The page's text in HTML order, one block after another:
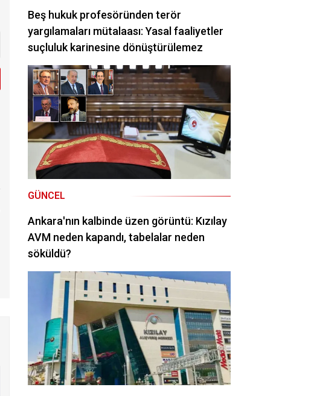
Beş hukuk profesöründen terör
yargılamaları mütalaası: Yasal faaliyetler
suçluluk karinesine dönüştürülemez
GÜNCEL
Ankara'nın kalbinde üzen görüntü: Kızılay
AVM neden kapandı, tabelalar neden
söküldü?